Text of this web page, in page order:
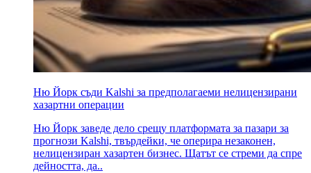
Ню Йорк съди Kalshi за предполагаеми нелицензирани
хазартни операции
Ню Йорк заведе дело срещу платформата за пазари за
прогнози Kalshi, твърдейки, че оперира незаконен,
нелицензиран хазартен бизнес. Щатът се стреми да спре
дейността, да..